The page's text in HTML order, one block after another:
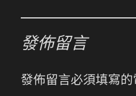
發佈留言
發佈留言必須填寫的